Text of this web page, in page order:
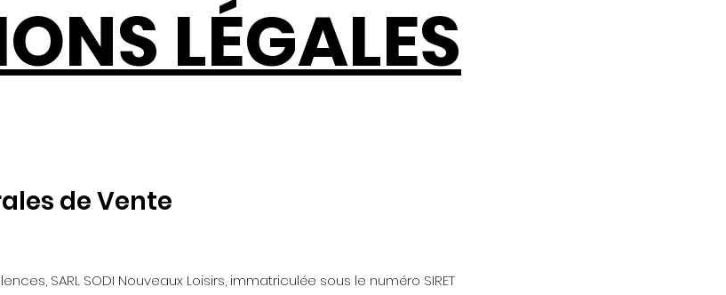
LÉGALES
de Vente
SARL SODI Nouveaux Loisirs, immatriculée sous le numéro SIRET